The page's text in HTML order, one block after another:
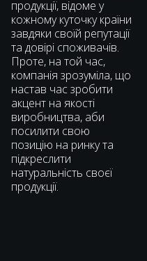
продукції, відоме у
кожному куточку країни
завдяки своїй репутації
та довірі споживачів.
Проте, на той час,
компанія зрозуміла, що
настав час зробити
акцент на якості
виробництва, аби
посилити свою
позицію на ринку та
підкреслити
натуральність своєї
продукції.